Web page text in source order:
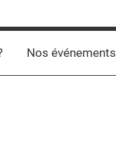
Nos événements